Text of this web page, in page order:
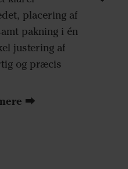
placering af
pakning i én
justering af
og præcis
⮕